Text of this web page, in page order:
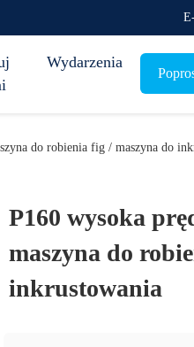
Wydarzenia
do robienia fig / maszyna do
P160 wysoka
maszyna do
inkrustowania